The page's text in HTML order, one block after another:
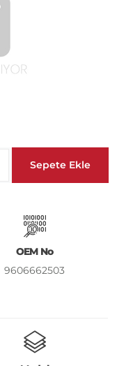
Sepete Ekle
OEM No
9606662503